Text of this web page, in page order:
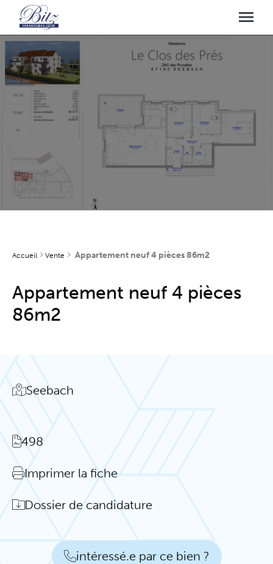
Accueil Vente Appartement neuf 4 pièces 86m2
Appartement neuf 4 pièces
86m2
Seebach
498
Imprimer la fiche
Dossier de candidature
intéressé.e par ce bien ?